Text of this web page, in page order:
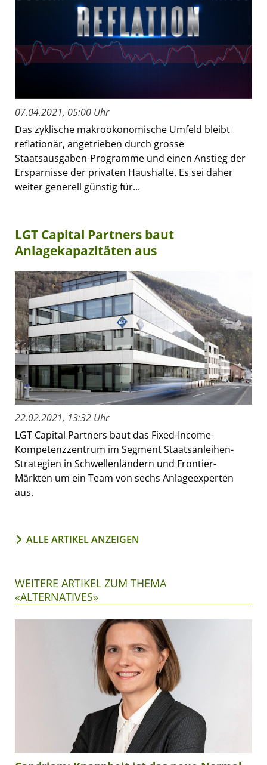
07.04.2021, 05:00 Uhr
Das zyklische makroökonomische Umfeld bleibt
reflationär, angetrieben durch grosse
Staatsausgaben-Programme und einen Anstieg der
Ersparnisse der privaten Haushalte. Es sei daher
weiter generell günstig für...
LGT Capital Partners baut
Anlagekapazitäten aus
22.02.2021, 13:32 Uhr
LGT Capital Partners baut das Fixed-Income-
Kompetenzzentrum im Segment Staatsanleihen-
Strategien in Schwellenländern und Frontier-
Märkten um ein Team von sechs Anlageexperten
aus.
ALLE ARTIKEL ANZEIGEN
WEITERE ARTIKEL ZUM THEMA
«ALTERNATIVES»